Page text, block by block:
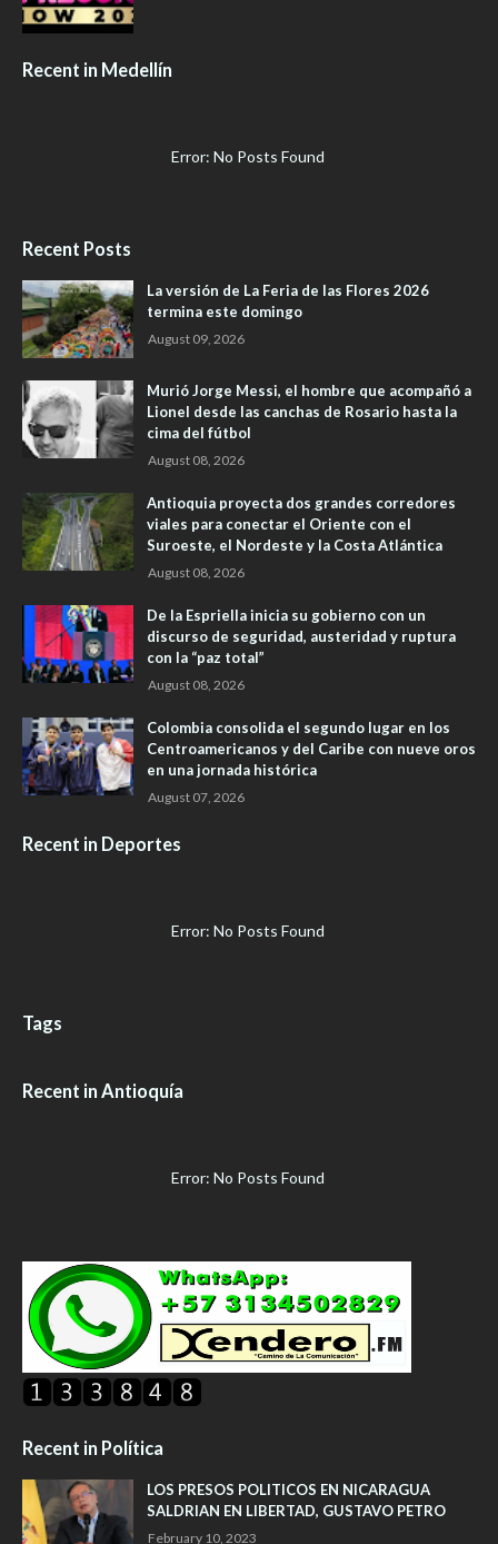
Recent in Medellín
Error: No Posts Found
Recent Posts
La versión de La Feria de las Flores 2026
termina este domingo
August 09, 2026
Murió Jorge Messi, el hombre que acompañó a
Lionel desde las canchas de Rosario hasta la
cima del fútbol
August 08, 2026
Antioquia proyecta dos grandes corredores
viales para conectar el Oriente con el
Suroeste, el Nordeste y la Costa Atlántica
August 08, 2026
De la Espriella inicia su gobierno con un
discurso de seguridad, austeridad y ruptura
con la “paz total”
August 08, 2026
Colombia consolida el segundo lugar en los
Centroamericanos y del Caribe con nueve oros
en una jornada histórica
August 07, 2026
Recent in Deportes
Error: No Posts Found
Tags
Recent in Antioquía
Error: No Posts Found
Recent in Política
LOS PRESOS POLITICOS EN NICARAGUA
SALDRIAN EN LIBERTAD, GUSTAVO PETRO
February 10, 2023